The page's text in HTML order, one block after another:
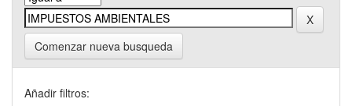
Comenzar nueva busqueda
Añadir filtros: